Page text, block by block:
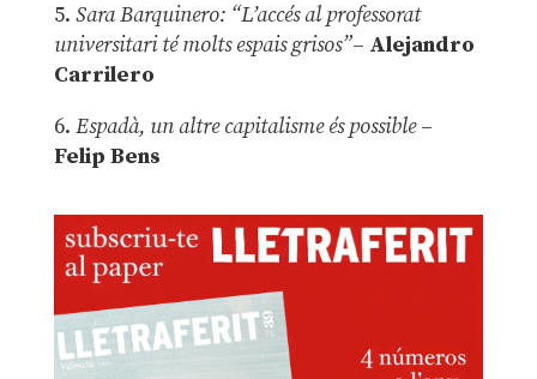
5. Sara Barquinero: “L’accés al professorat
universitari té molts espais grisos”– Alejandro
Carrilero
6. Espadà, un altre capitalisme és possible –
Felip Bens